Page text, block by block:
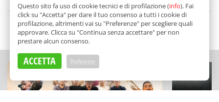
diRedazione
SCELTO DA BALARM
Questo sito fa uso di cookie tecnici e di profilazione (info). Fai
click su "Accetta" per dare il tuo consenso a tutti i cookie di
profilazione, altrimenti vai su "Preferenze" per scegliere quali
approvare. Clicca su "Continua senza accettare" per non
prestare alcun consenso.
ACCETTA Preferenze